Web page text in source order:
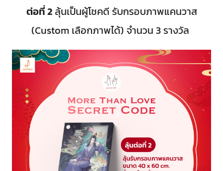
ต่อที่ 2ลุ้นเป็นผู้โชคดี รับกรอบภาพแคนวาส
(Custom เลือกภาพได้) จำนวน 3 รางวัล